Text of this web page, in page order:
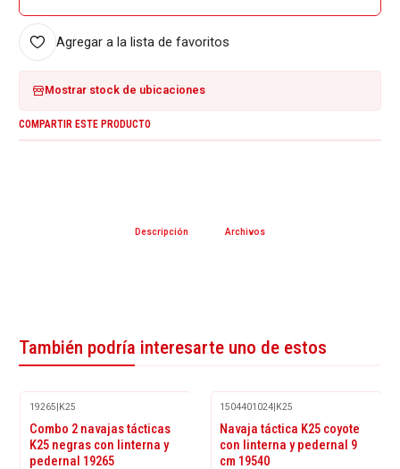
Agregar a la lista de favoritos
Mostrar stock de ubicaciones
COMPARTIR ESTE PRODUCTO
Descripción Archivos
También podría interesarte uno de estos
19265|K25
Combo 2 navajas tácticas
K25 negras con linterna y
pedernal 19265
-14%
OFF
1504401024|K25
Navaja táctica K25 coyote
con linterna y pedernal 9
cm 19540